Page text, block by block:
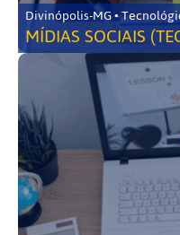
MÍDIAS SOCIAIS